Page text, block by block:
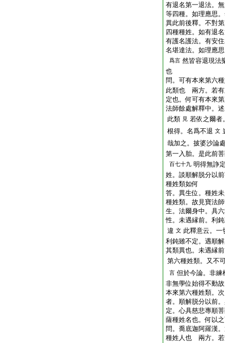
有退名第一退法。
等四種。如理應思
異此前後釋。不對
四種種姓。如有退
有護名護法。有安
名堪達法。如理應
爲言 然皆容退現法
也
問。可有本來第六
此類也 兩方。若有
定也。何可有本來
法師餘處解釋中。
此類 見 若依之爾者
根得。名爲不退 文
哉加之。披婆沙論
第一入胎。是此前
百七十九 明得無諍
姓。談順解脱分以
種姓類如何
答。異生位。種姓
種姓類。故見寶法
生。法爾身中。具
性。未遇縁前。利
違 文 此釋意云。一
利鈍雖不定。遇順
其類異也。未遇縁
第六種姓類。又不
言 但於今論。非練
非無學位始得不動
本來第六種姓類。
者。順解脱分以前
定。心具慈悲專順
薩種姓名也。何以
問。喬底迦阿羅漢
種姓人也 兩方。若